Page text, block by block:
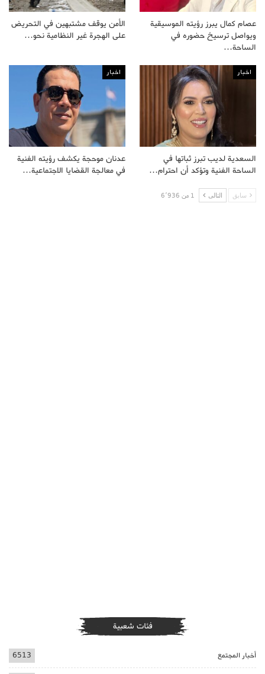
عصام كمال يبرز رؤيته الموسيقية
ويواصل ترسيخ حضوره في
الساحة…
الأمن يوقف مشتبهين في التحريض
على الهجرة غير النظامية نحو…
اخبار
السعدية لديب تبرز ثباتها في
الساحة الفنية وتؤكد أن احترام…
اخبار
عدنان موحجة يكشف رؤيته الفنية
في معالجة القضايا الاجتماعية…
سابق التالى 1 من 6٬936
فئات شعبية
أخبار المجتمع 6513